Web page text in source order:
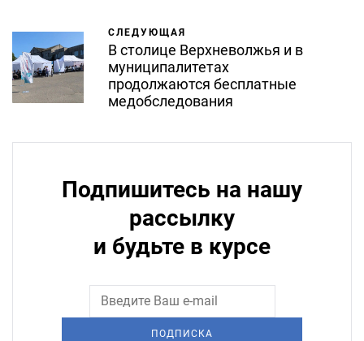
СЛЕДУЮЩАЯ
В столице Верхневолжья и в
муниципалитетах
продолжаются бесплатные
медобследования
Подпишитесь на нашу
рассылку
и будьте в курсе
ПОДПИСКА